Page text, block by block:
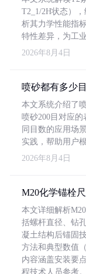
T2_1/2H状态）
析其力学性能指
特性差异，为工
2026年8月4日
喷砂都有多少目
本文系统介绍了
喷砂200目对应的
同目数的应用场
实践，帮助用户
2026年8月4日
M20化学锚栓
本文详细解析
括螺杆直径、钻
凝土结构后锚固
方法和典型数值
内容涵盖安装要
程技术人员参考。